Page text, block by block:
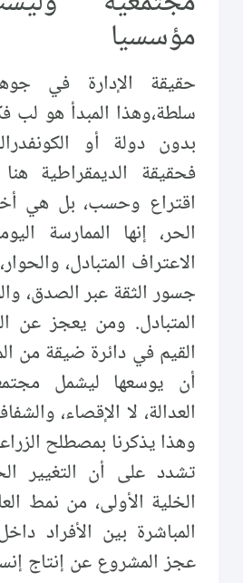
مؤسسيا
حقيقة الإدارة في
سلطة،وهذا المبدأ هو لب
بدون دولة أو
فحقيقة الديمقراطية
اقتراع وحسب، بل هي
الحر، إنها الممارسة
الاعتراف المتبادل،
جسور الثقة عبر الصدق،
المتبادل. ومن يعجز عن
القيم في دائرة ضيقة من
أن يوسعها ليشمل
العدالة، لا الإقصاء،
وهذا يذكرنا بمصطلح
تشدد على أن التغيير
الخلية الأولى، من نمط
المباشرة بين الأفراد
عجز المشروع عن إنتاج